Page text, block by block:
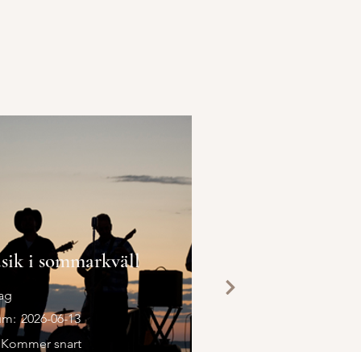
i sommarkväll
2026-06-13
Kommer snart